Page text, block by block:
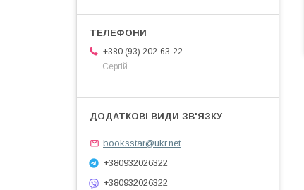
+380 (93) 202-63-22
Сергій
booksstar@ukr.net
+380932026322
+380932026322